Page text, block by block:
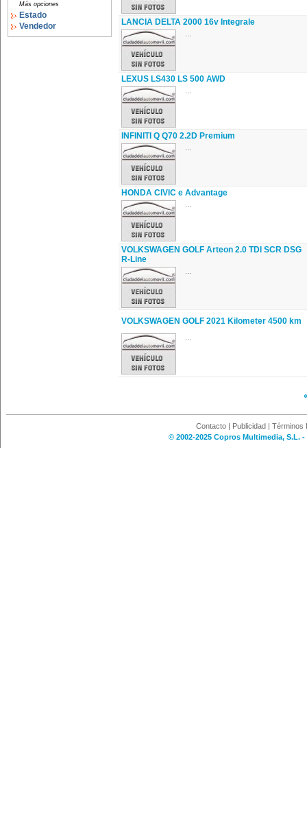
Más opciones
Estado
Vendedor
LANCIA DELTA 2000 16v Integrale
LEXUS LS430 LS 500 AWD
INFINITI Q Q70 2.2D Premium
HONDA CIVIC e Advantage
VOLKSWAGEN GOLF Arteon 2.0 TDI SCR DSG
R-Line
VOLKSWAGEN GOLF 2021 Kilometer 4500 km
Contacto | Publicidad | Términos
© 2002-2025 Copros Multimedia, S.L.